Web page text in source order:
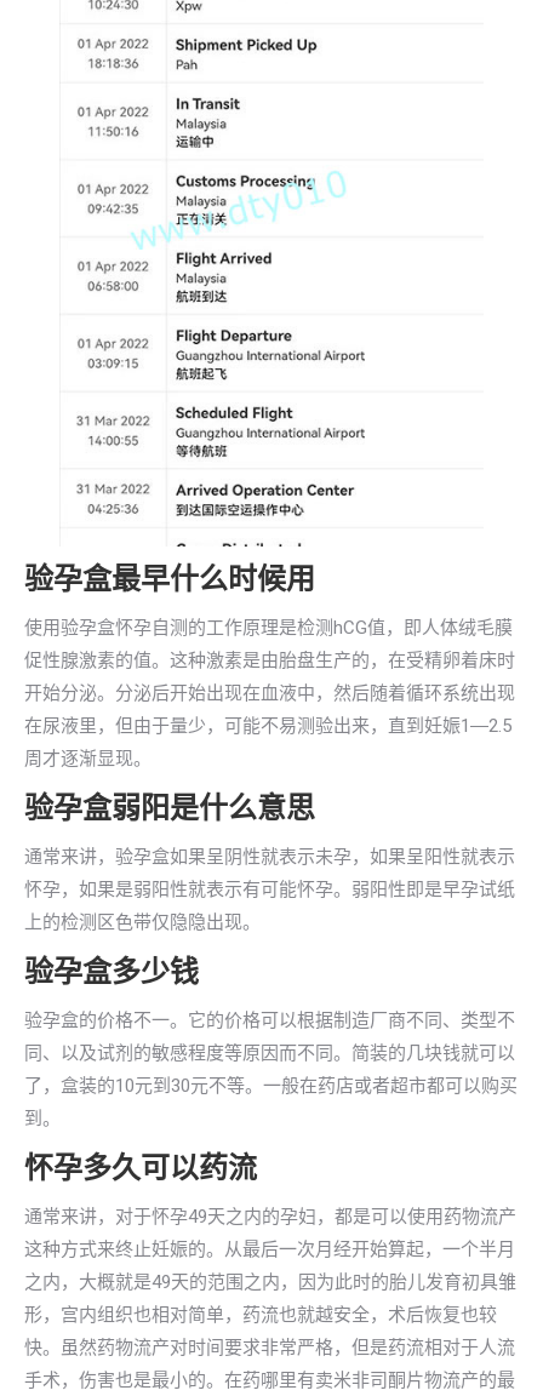
验孕盒最早什么时候用
使用验孕盒怀孕自测的工作原理是检测hCG值，即人体绒毛膜
促性腺激素的值。这种激素是由胎盘生产的，在受精卵着床时
开始分泌。分泌后开始出现在血液中，然后随着循环系统出现
在尿液里，但由于量少，可能不易测验出来，直到妊娠1―2.5
周才逐渐显现。
验孕盒弱阳是什么意思
通常来讲，验孕盒如果呈阴性就表示未孕，如果呈阳性就表示
怀孕，如果是弱阳性就表示有可能怀孕。弱阳性即是早孕试纸
上的检测区色带仅隐隐出现。
验孕盒多少钱
验孕盒的价格不一。它的价格可以根据制造厂商不同、类型不
同、以及试剂的敏感程度等原因而不同。简装的几块钱就可以
了，盒装的10元到30元不等。一般在药店或者超市都可以购买
到。
怀孕多久可以药流
通常来讲，对于怀孕49天之内的孕妇，都是可以使用药物流产
这种方式来终止妊娠的。从最后一次月经开始算起，一个半月
之内，大概就是49天的范围之内，因为此时的胎儿发育初具雏
形，宫内组织也相对简单，药流也就越安全，术后恢复也较
快。虽然药物流产对时间要求非常严格，但是药流相对于人流
手术，伤害也是最小的。在药哪里有卖米非司酮片物流产的最